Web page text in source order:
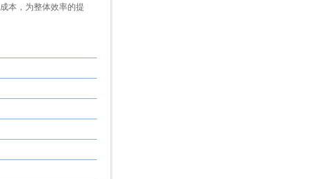
本，为整体效率的提